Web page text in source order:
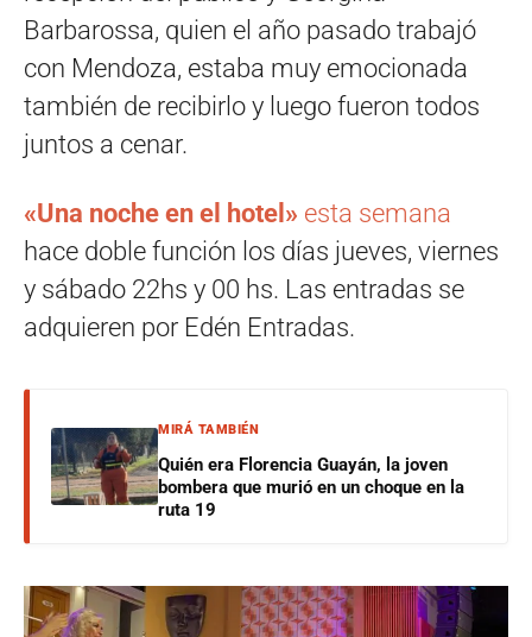
Barbarossa, quien el año pasado trabajó
con Mendoza, estaba muy emocionada
también de recibirlo y luego fueron todos
juntos a cenar.
«Una noche en el hotel» esta semana
hace doble función los días jueves, viernes
y sábado 22hs y 00 hs. Las entradas se
adquieren por Edén Entradas.
MIRÁ TAMBIÉN
Quién era Florencia Guayán, la joven
bombera que murió en un choque en la
ruta 19